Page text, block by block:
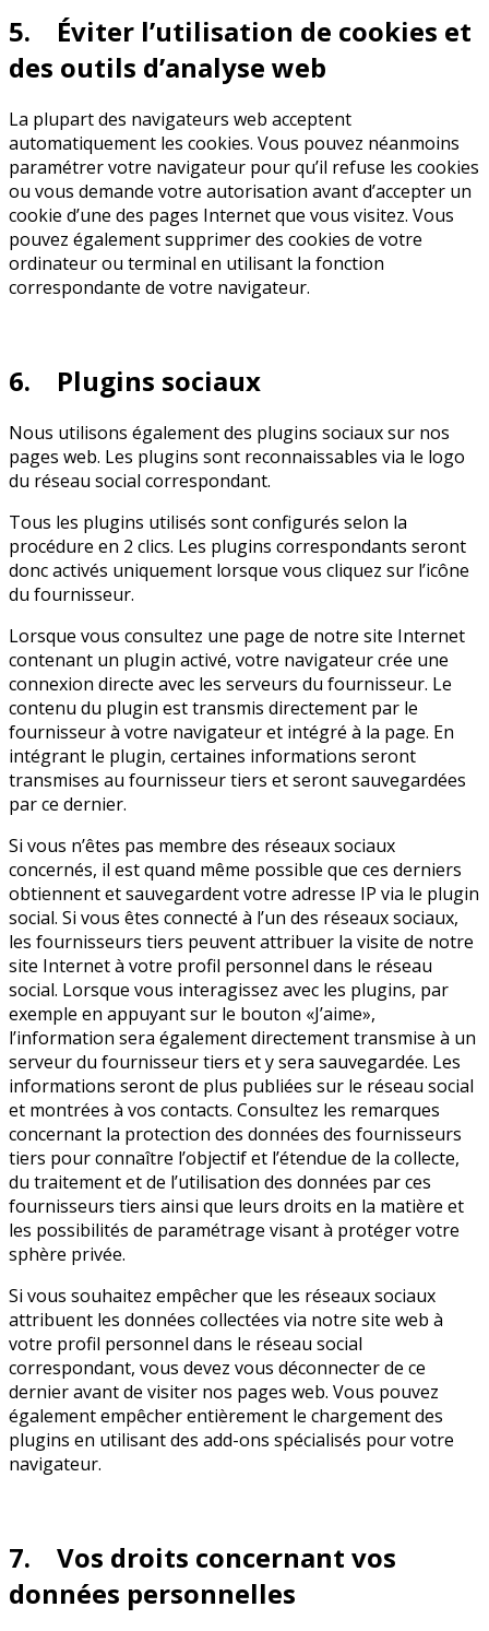
5. Éviter l’utilisation de cookies et
des outils d’analyse web
La plupart des navigateurs web acceptent
automatiquement les cookies. Vous pouvez néanmoins
paramétrer votre navigateur pour qu’il refuse les cookies
ou vous demande votre autorisation avant d’accepter un
cookie d’une des pages Internet que vous visitez. Vous
pouvez également supprimer des cookies de votre
ordinateur ou terminal en utilisant la fonction
correspondante de votre navigateur.
6. Plugins sociaux
Nous utilisons également des plugins sociaux sur nos
pages web. Les plugins sont reconnaissables via le logo
du réseau social correspondant.
Tous les plugins utilisés sont configurés selon la
procédure en 2 clics. Les plugins correspondants seront
donc activés uniquement lorsque vous cliquez sur l’icône
du fournisseur.
Lorsque vous consultez une page de notre site Internet
contenant un plugin activé, votre navigateur crée une
connexion directe avec les serveurs du fournisseur. Le
contenu du plugin est transmis directement par le
fournisseur à votre navigateur et intégré à la page. En
intégrant le plugin, certaines informations seront
transmises au fournisseur tiers et seront sauvegardées
par ce dernier.
Si vous n’êtes pas membre des réseaux sociaux
concernés, il est quand même possible que ces derniers
obtiennent et sauvegardent votre adresse IP via le plugin
social. Si vous êtes connecté à l’un des réseaux sociaux,
les fournisseurs tiers peuvent attribuer la visite de notre
site Internet à votre profil personnel dans le réseau
social. Lorsque vous interagissez avec les plugins, par
exemple en appuyant sur le bouton «J’aime»,
l’information sera également directement transmise à un
serveur du fournisseur tiers et y sera sauvegardée. Les
informations seront de plus publiées sur le réseau social
et montrées à vos contacts. Consultez les remarques
concernant la protection des données des fournisseurs
tiers pour connaître l’objectif et l’étendue de la collecte,
du traitement et de l’utilisation des données par ces
fournisseurs tiers ainsi que leurs droits en la matière et
les possibilités de paramétrage visant à protéger votre
sphère privée.
Si vous souhaitez empêcher que les réseaux sociaux
attribuent les données collectées via notre site web à
votre profil personnel dans le réseau social
correspondant, vous devez vous déconnecter de ce
dernier avant de visiter nos pages web. Vous pouvez
également empêcher entièrement le chargement des
plugins en utilisant des add-ons spécialisés pour votre
navigateur.
7. Vos droits concernant vos
données personnelles